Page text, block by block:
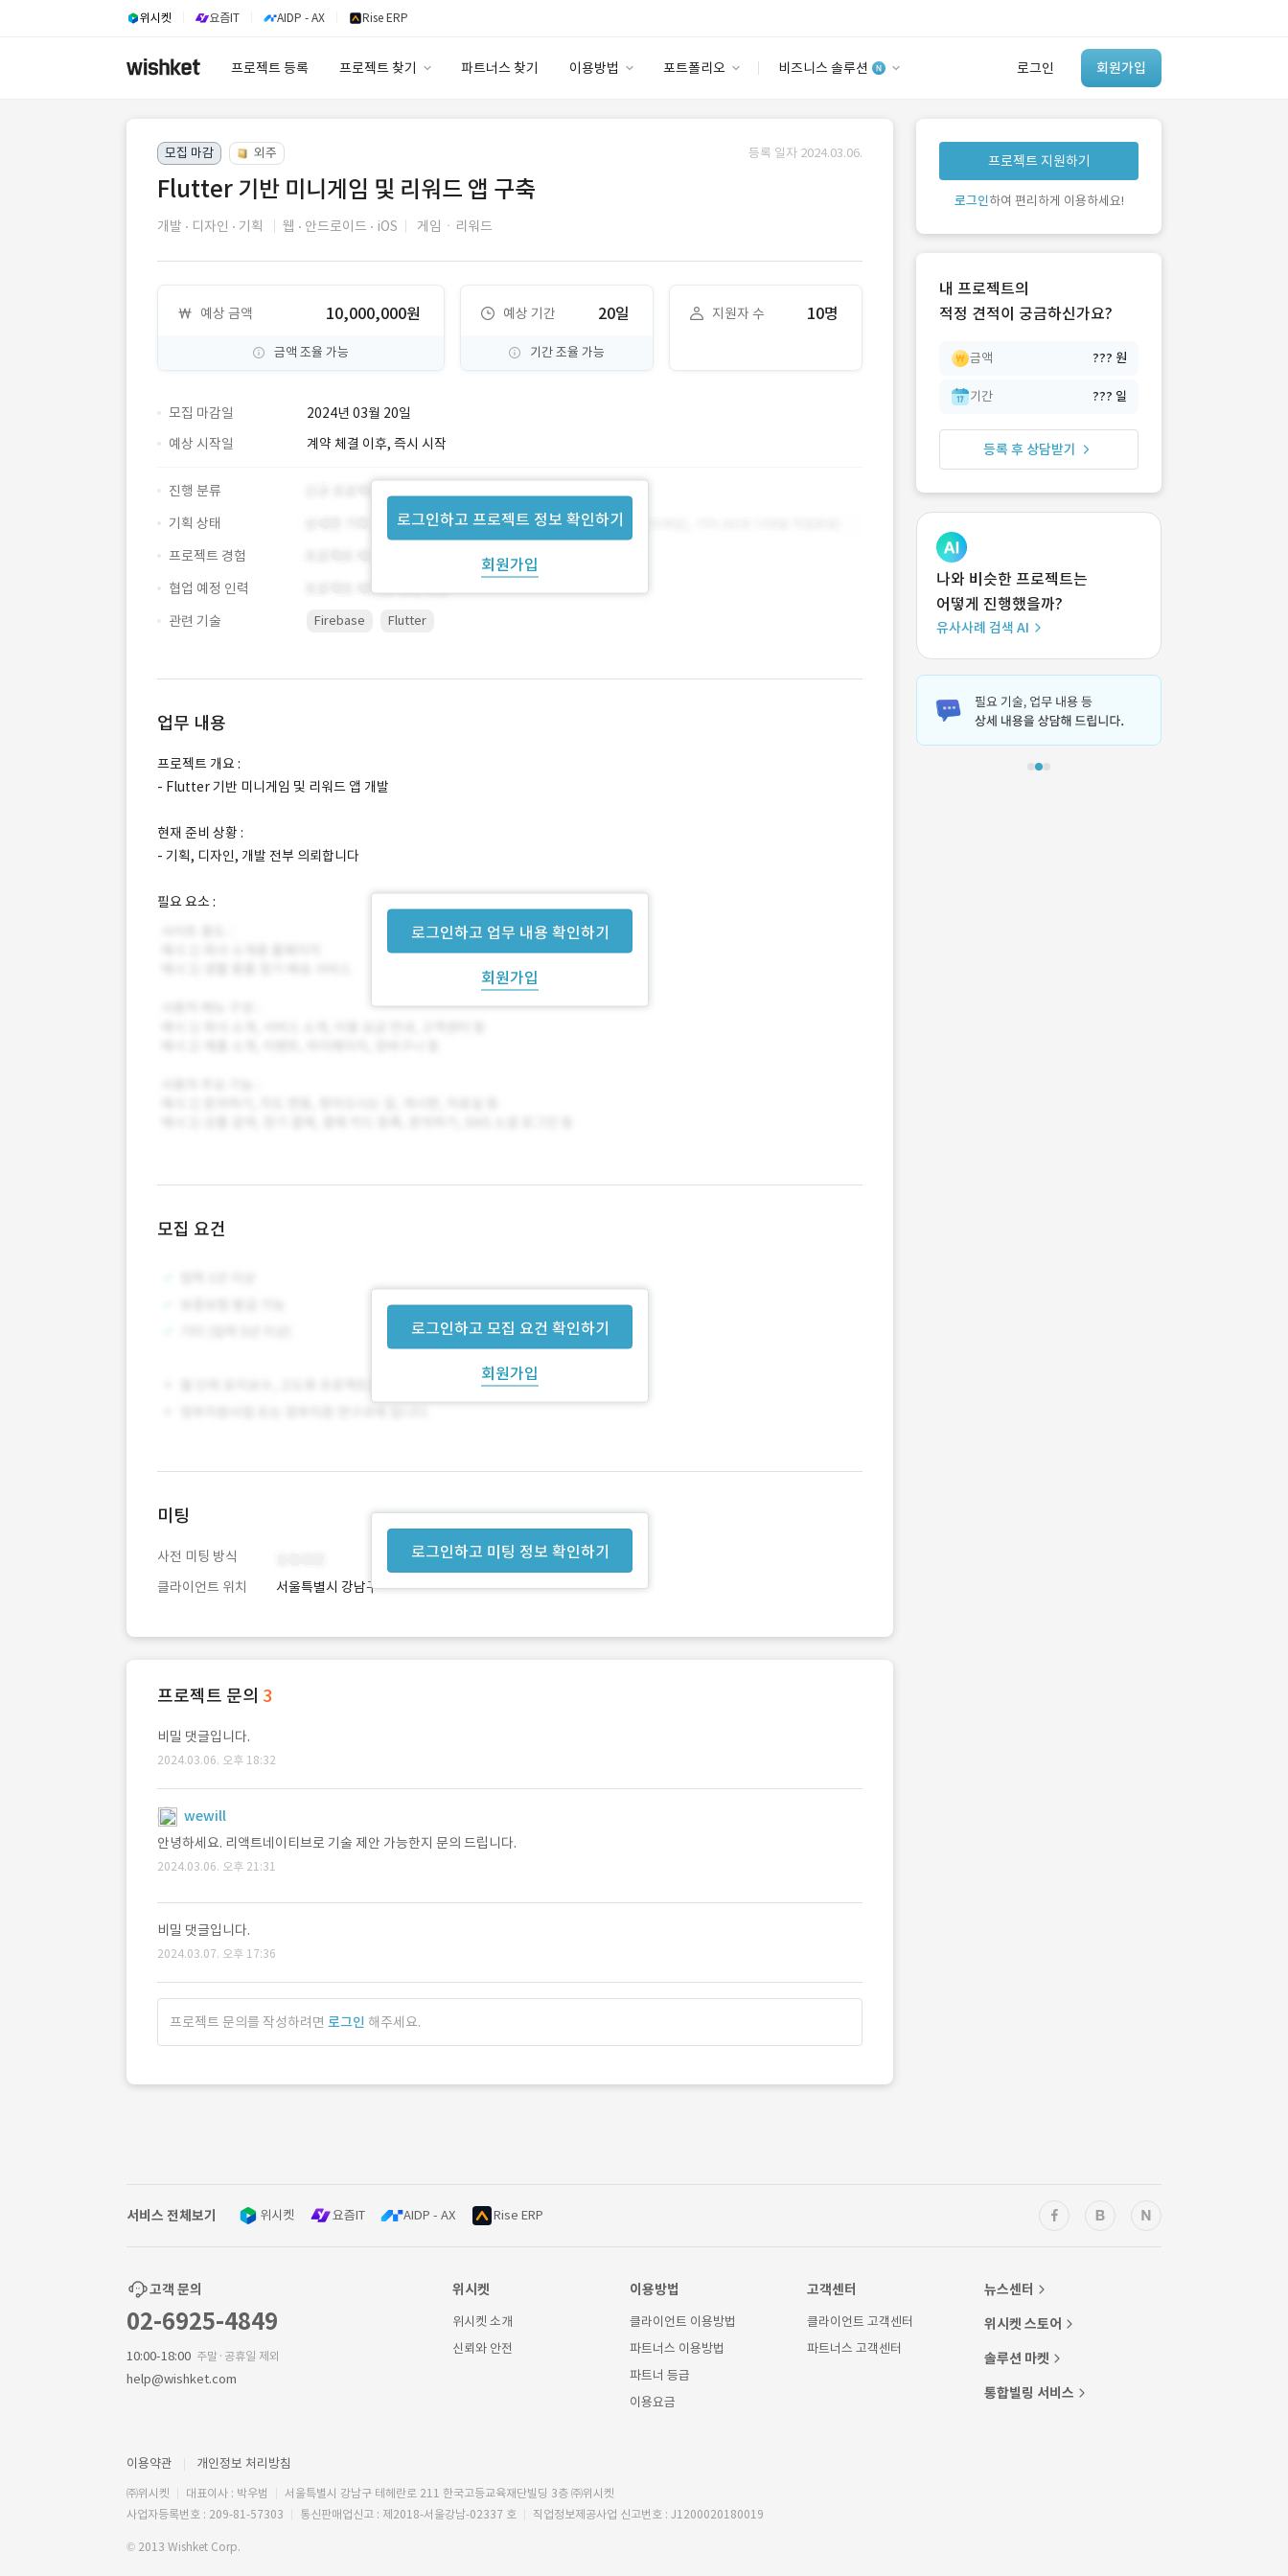
위시켓 요즘IT AIDP - AX Rise ERP
프로젝트 등록 프로젝트 찾기 파트너스 찾기 이용방법 포트폴리오 비즈니스 솔루션 로그인 회원가입
안심 코드 케어
유사사례 검색 AI
‘이런 거’ 만들어본
개발 회사 있어?
모집 마감 외주 등록 일자 2024.03.06.
Flutter 기반 미니게임 및 리워드 앱 구축
개발 디자인 기획 웹 안드로이드 iOS 게임ㆍ리워드
예상 금액 10,000,000원
금액 조율 가능
예상 기간 20일
기간 조율 가능
지원자 수 10명
모집 마감일 2024년 03월 20일
로그인하고 프로젝트 정보 확인하기
회원가입
예상 시작일 계약 체결 이후, 즉시 시작
진행 분류
기획 상태
프로젝트 경험
협업 예정 인력
관련 기술
Firebase Flutter
업무 내용
로그인하고 업무 내용 확인하기
회원가입
프로젝트 개요 :
- Flutter 기반 미니게임 및 리워드 앱 개발
현재 준비 상황 :
- 기획, 디자인, 개발 전부 의뢰합니다
필요 요소 :
모집 요건
로그인하고 모집 요건 확인하기
회원가입
로그인하고 미팅 정보 확인하기
미팅
사전 미팅 방식
클라이언트 위치
서울특별시 강남구
프로젝트 문의 3
비밀 댓글입니다.
2024.03.06. 오후 18:32
wewill
안녕하세요. 리액트네이티브로 기술 제안 가능한지 문의 드립니다.
2024.03.06. 오후 21:31
비밀 댓글입니다.
2024.03.07. 오후 17:36
프로젝트 문의를 작성하려면 로그인 해주세요.
프로젝트 지원하기
로그인하여 편리하게 이용하세요!
내 프로젝트의
적정 견적이 궁금하신가요?
금액 ??? 원
기간 ??? 일
등록 후 상담받기
나와 비슷한 프로젝트는
어떻게 진행했을까?
유사사례 검색 AI
서비스 전체보기 위시켓 요즘IT AIDP - AX Rise ERP
고객 문의
02-6925-4849
10:00-18:00 주말·공휴일 제외
help@wishket.com
위시켓
위시켓 소개
신뢰와 안전
이용방법
클라이언트 이용방법
파트너스 이용방법
파트너 등급
이용요금
고객센터
클라이언트 고객센터
파트너스 고객센터
뉴스센터
위시켓 스토어
솔루션 마켓
통합빌링 서비스
이용약관 개인정보 처리방침
㈜위시켓 대표이사 : 박우범
서울특별시 강남구 테헤란로 211 한국고등교육재단빌딩 3층 ㈜위시켓
사업자등록번호 : 209-81-57303
통신판매업신고 : 제2018-서울강남-02337 호 직업정보제공사업 신고번호 : J1200020180019
© 2013 Wishket Corp.